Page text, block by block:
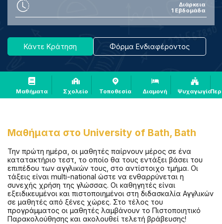
Διάρκεια
1 Εβδομάδα
Κάντε Κράτηση Φόρμα Ενδιαφέροντος
Μαθήματα Σχολείο Τοποθεσία Διαμονή Ψυχαγωγία
Μαθήματα στο University of Bath, Bath
Την πρώτη ημέρα, οι μαθητές παίρνουν μέρος σε ένα
κατατακτήριο τεστ, το οποίο θα τους εντάξει βάσει του
επιπέδου των αγγλικών τους, στο αντίστοιχο τμήμα. Οι
τάξεις είναι multi-national ώστε να ενθαρρύνεται η
συνεχής χρήση της γλώσσας. Οι καθηγητές είναι
εξειδικευμένοι και πιστοποιημένοι στη διδασκαλία Αγγλικών
σε μαθητές από ξένες χώρες. Στο τέλος του
προγράμματος οι μαθητές λαμβάνουν το Πιστοποιητικό
Παρακολούθησης και ακολουθεί τελετή βράβευσης!